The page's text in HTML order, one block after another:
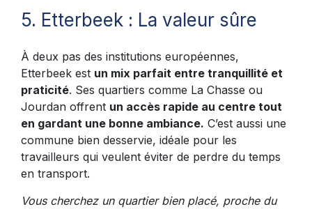
5. Etterbeek : La valeur sûre
À deux pas des institutions européennes,
Etterbeek est un mix parfait entre tranquillité et
praticité. Ses quartiers comme La Chasse ou
Jourdan offrent un accès rapide au centre tout
en gardant une bonne ambiance. C’est aussi une
commune bien desservie, idéale pour les
travailleurs qui veulent éviter de perdre du temps
en transport.
Vous cherchez un quartier bien placé, proche du